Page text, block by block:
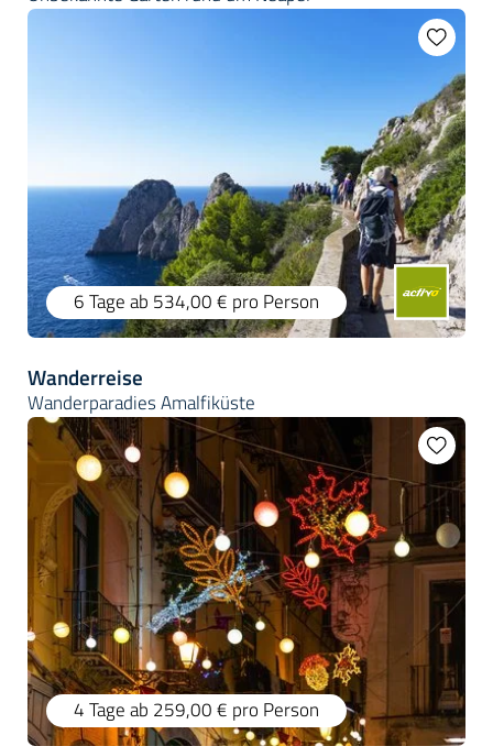
6 Tageab 534,00 € pro Person
Wanderreise
Wanderparadies Amalfiküste
4 Tageab 259,00 € pro Person